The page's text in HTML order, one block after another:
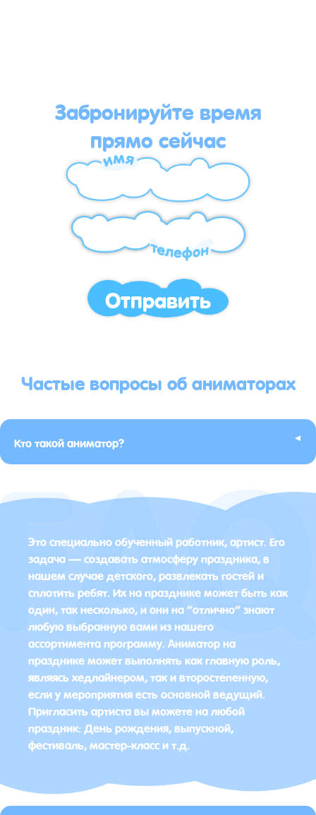
Забронируйте время
прямо сейчас
Отправить
Частые вопросы об аниматорах
Кто такой аниматор? ▸
Это специально обученный работник, артист. Его
задача — создавать атмосферу праздника, в
нашем случае детского, развлекать гостей и
сплотить ребят. Их на празднике может быть как
один, так несколько, и они на “отлично” знают
любую выбранную вами из нашего
ассортимента программу. Аниматор на
празднике может выполнять как главную роль,
являясь хедлайнером, так и второстепенную,
если у мероприятия есть основной ведущий.
Пригласить артиста вы можете на любой
праздник: День рождения, выпускной,
фестиваль, мастер-класс и т.д.